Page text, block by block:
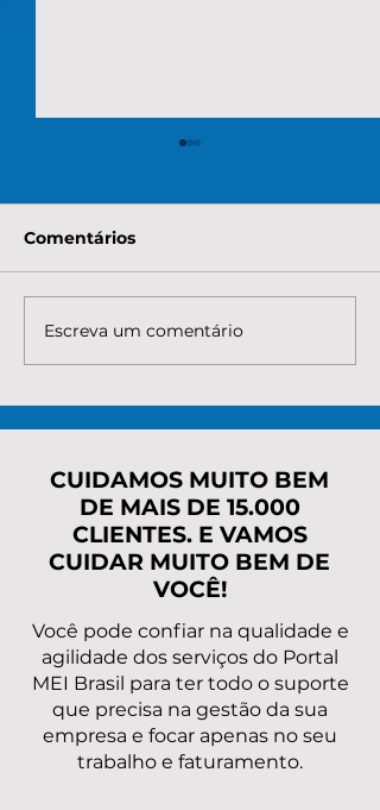
Quanto custa para
renegociar a dívida do
taxas, parcelas e o
caminho mais seguro
Comentários
Escreva um comentário
CUIDAMOS MUITO BEM
DE MAIS DE 15.000
CLIENTES. E VAMOS
CUIDAR MUITO BEM DE
VOCÊ!
Você pode confiar na qualidade e
agilidade dos serviços do Portal
MEI Brasil para ter todo o suporte
que precisa na gestão da sua
empresa e focar apenas no seu
trabalho e faturamento.